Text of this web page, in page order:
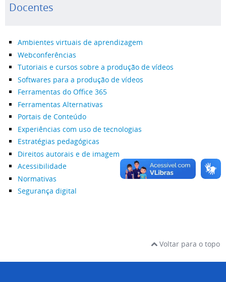
Docentes
Ambientes virtuais de aprendizagem
Webconferências
Tutoriais e cursos sobre a produção de vídeos
Softwares para a produção de vídeos
Ferramentas do Office 365
Ferramentas Alternativas
Portais de Conteúdo
Experiências com uso de tecnologias
Estratégias pedagógicas
Direitos autorais e de imagem
Acessibilidade
Normativas
Segurança digital
Voltar para o topo